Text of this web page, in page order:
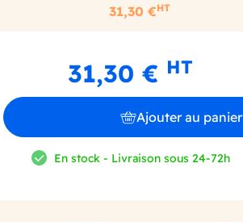
31,30 €HT
31,30 € HT
Ajouter au panier
En stock - Livraison sous 24-72h